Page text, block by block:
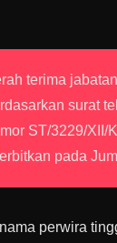
terima
surat
ST/3229/XII/
pada
perwira